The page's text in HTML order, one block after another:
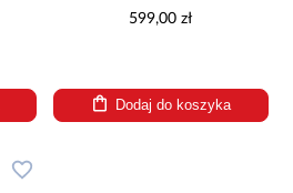
599,00 zł
Dodaj do koszyka